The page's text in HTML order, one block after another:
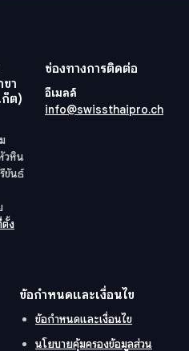
า
ก็ต)
วหิน
ขันธ์
ง
ช่องทางการติดต่อ
อีเมลล์
info@swissthaipro.ch
ข้อกำหนดและเงื่อนไข
ข้อกำหนดและเงื่อนไข
นโยบายคุ้มครองข้อมูลส่วน